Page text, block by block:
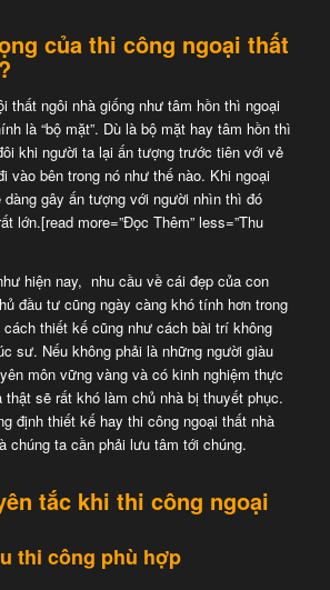
của thi công ngoại thất
thất ngôi nhà giống như tâm hồn thì ngoại
là “bộ mặt”. Dù là bộ mặt hay tâm hồn thì
khi người ta lại ấn tượng trước tiên với vẻ
vào bên trong nó như thế nào. Khi ngoại
dàng gây ấn tượng với người nhìn thì đó
lớn.[read more=”Đọc Thêm” less=”Thu
hiện nay, nhu cầu về cái đẹp của con
đầu tư cũng ngày càng khó tính hơn trong
thiết kế cũng như cách bài trí không
sư. Nếu không phải là những người giàu
môn vững vàng và có kinh nghiệm thực
thật sẽ rất khó làm chủ nhà bị thuyết phục.
định thiết kế hay thi công ngoại thất nhà
chúng ta cần phải lưu tâm tới chúng.
tắc khi thi công ngoại
thi công phù hợp